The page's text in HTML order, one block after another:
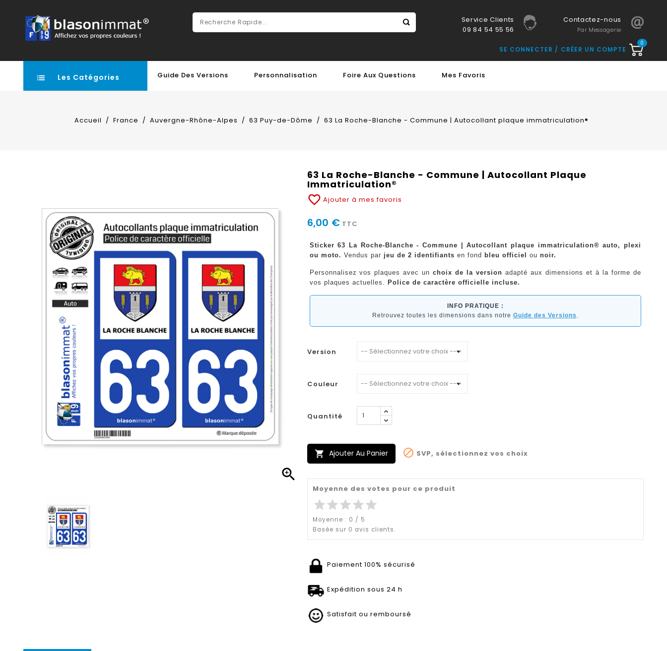
Service Clients
09 84 54 55 56
Contactez-nous
Par Messagerie
0
SE CONNECTER CRÉER UN COMPTE
Les Catégories Guide Des Versions Personnalisation Foire Aux Questions Mes Favoris
Accueil France Auvergne-Rhône-Alpes 63 Puy-de-Dôme 63 La Roche-Blanche - Commune | Autocollant plaque immatriculation®

63 La Roche-Blanche - Commune | Autocollant Plaque
Immatriculation®
favorite_border Ajouter à mes favoris
6,00 € TTC
Sticker 63 La Roche-Blanche - Commune | Autocollant plaque immatriculation® auto, plexi
ou moto. Vendus par jeu de 2 identifiants en fond bleu officiel ou noir.
Personnalisez vos plaques avec unchoix de la version adapté aux dimensions et à la forme de
vos plaques actuelles.
Police de caractère officielle incluse.
INFO PRATIQUE :
Retrouvez toutes les dimensions dans notre Guide des Versions
Version
Couleur
Quantité
 Ajouter Au Panier  SVP, sélectionnez vos choix
Moyenne des votes pour ce produit
starstarstarstarstar
Moyenne : 0 / 5
Basée sur 0 avis clients.
Paiement 100% sécurisé
Expédition sous 24 h
Satisfait ou remboursé